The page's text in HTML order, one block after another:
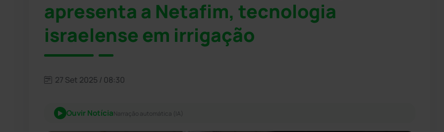
apresenta a Netafim, tecnologia
israelense em irrigação
27 Set 2025 / 08:30
Ouvir NotíciaNarração automática (IA)